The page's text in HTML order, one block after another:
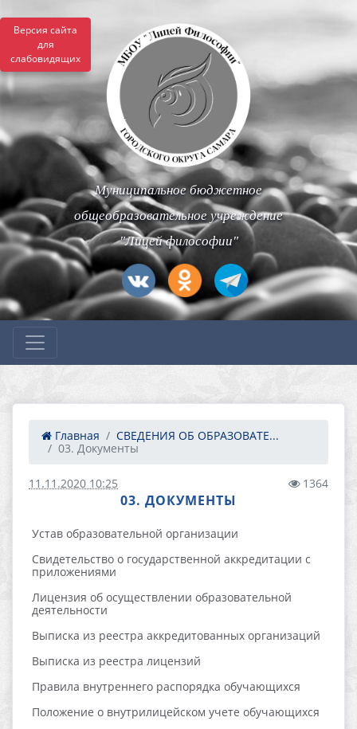
Версия сайта
для
слабовидящих
Муниципальное бюджетное
общеобразовательное учреждение
"Лицей философии"
Главная
СВЕДЕНИЯ ОБ ОБРАЗОВАТЕ...
03. Документы
11.11.2020 10:25 1364
03. ДОКУМЕНТЫ
Устав образовательной организации
Свидетельство о государственной аккредитации с
приложениями
Лицензия об осуществлении образовательной
деятельности
Выписка из реестра аккредитованных организаций
Выписка из реестра лицензий
Правила внутреннего распорядка обучающихся
Положение о внутрилицейском учете обучающихся